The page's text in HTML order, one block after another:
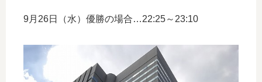
9月26日（水）優勝の場合…22:25～23:10